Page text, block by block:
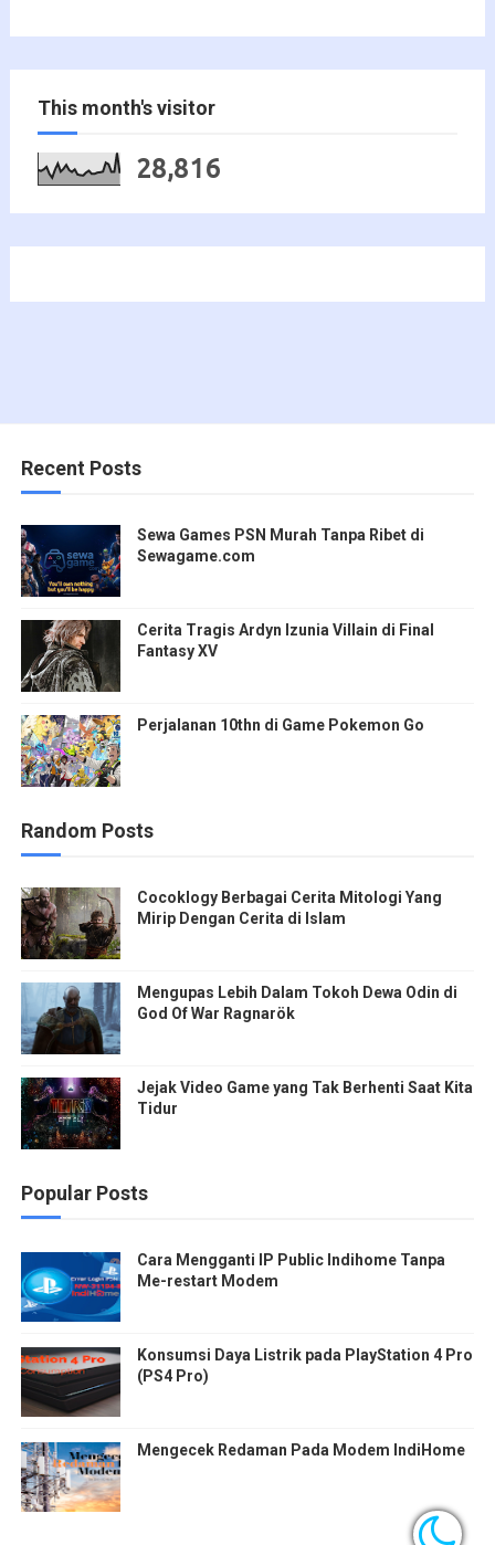
This month's visitor
28,816
Recent Posts
Sewa Games PSN Murah Tanpa Ribet di
Sewagame.com
Cerita Tragis Ardyn Izunia Villain di Final
Fantasy XV
Perjalanan 10thn di Game Pokemon Go
Random Posts
Cocoklogy Berbagai Cerita Mitologi Yang
Mirip Dengan Cerita di Islam
Mengupas Lebih Dalam Tokoh Dewa Odin di
God Of War Ragnarök
Jejak Video Game yang Tak Berhenti Saat Kita
Tidur
Popular Posts
Cara Mengganti IP Public Indihome Tanpa
Me-restart Modem
Konsumsi Daya Listrik pada PlayStation 4 Pro
(PS4 Pro)
Mengecek Redaman Pada Modem IndiHome